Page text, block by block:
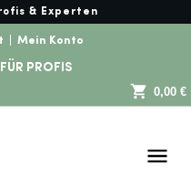
& Experten
Mein Konto
PROFIS
0,00 €